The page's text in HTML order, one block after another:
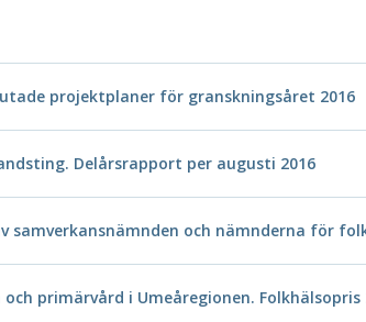
projektplaner för granskningsåret 2016
Delårsrapport per augusti 2016
samverkansnämnden och nämnderna för
primärvård i Umeåregionen. Folkhälsopris